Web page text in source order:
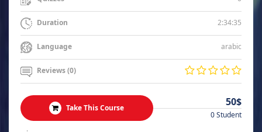
Duration 2:34:35
Language arabic
Reviews (0)
Take This Course 50$
0 Student
.